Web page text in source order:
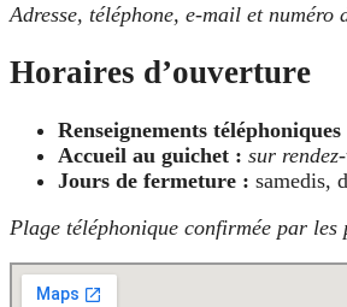
Adresse, téléphone, e-mail et
Horaires d’ouverture
Renseignements téléphoniques
Accueil au guichet : sur
Jours de fermeture : samedis,
Plage téléphonique confirmée par les